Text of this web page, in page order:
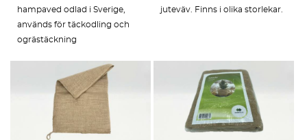
hampaved odlad i Sverige,
används för täckodling och
ogrästäckning
juteväv. Finns i olika storlekar.